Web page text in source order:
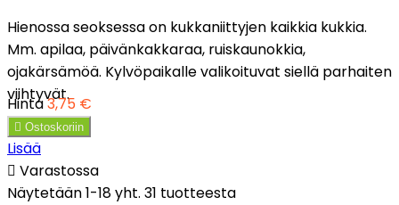
Hienossa seoksessa on kukkaniittyjen kaikkia kukkia.
Mm. apilaa, päivänkakkaraa, ruiskaunokkia,
ojakärsämöä. Kylvöpaikalle valikoituvat siellä parhaiten
viihtyvät.
Hinta3,75 €
 Ostoskoriin
Lisää
 Varastossa
Näytetään 1-18 yht. 31 tuotteesta